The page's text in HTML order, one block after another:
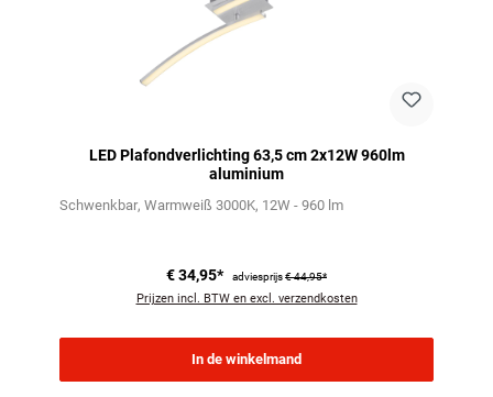
LED Plafondverlichting 63,5 cm 2x12W 960lm
aluminium
Schwenkbar Warmweiß 3000K 12W - 960 lm
€ 34,95* adviesprijs€ 44,95*
Prijzen incl. BTW en excl. verzendkosten
In de winkelmand